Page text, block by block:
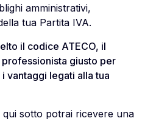
amministrativi,
tua Partita IVA.
il codice ATECO, il
giusto per
vantaggi legati alla tua
sotto potrai ricevere una